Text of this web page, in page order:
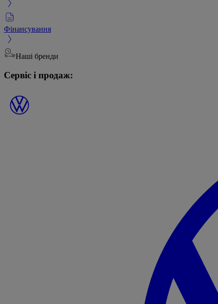
Фінансування
Наші бренди
Сервіс і продаж: